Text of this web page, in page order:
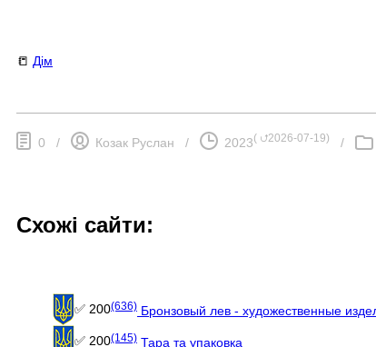
📒 Дім
0 / Козак Руслан / 2023( ⮍2026-07-19) /
Схожі сайти:
✅ 200(636) Бронзовый лев - художественные
✅ 200(145) Тара та упаковка